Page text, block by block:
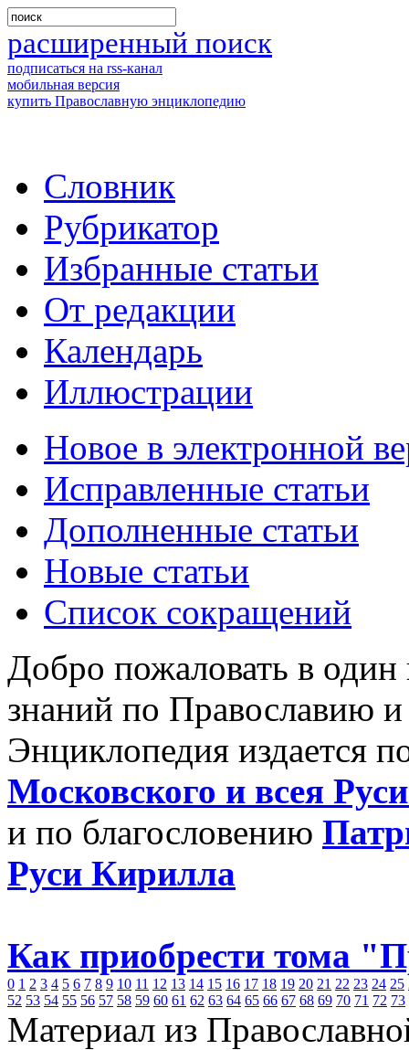
расширенный поиск
подписаться на rss-канал
мобильная версия
купить Православную энциклопедию
Словник
Рубрикатор
Избранные статьи
От редакции
Календарь
Иллюстрации
Новое в электронной
Исправленные статьи
Дополненные статьи
Новые статьи
Список сокращений
Добро пожаловать в
знаний по Православию
Энциклопедия издается
Московского и всея
и по благословению
Руси Кирилла
Как приобрести тома
0 1 2 3 4 5 6 7 8 9 10 11 12 13 14 15 16 17 18 19 20 21 22 23 24 25
52 53 54 55 56 57 58 59 60 61 62 63 64 65 66 67 68 69 70 71 72 73
Материал из